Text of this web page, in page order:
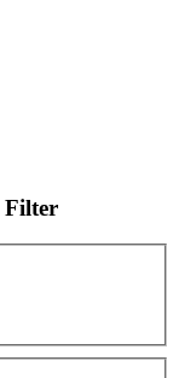
Filter